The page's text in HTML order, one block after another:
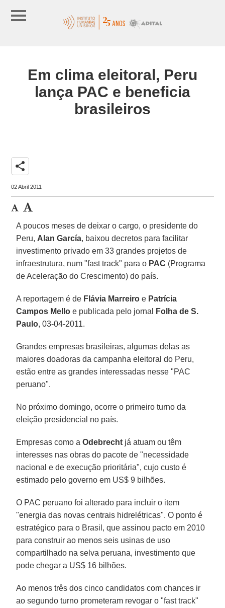
Em clima eleitoral, Peru
lança PAC e beneficia
brasileiros
share
02 Abril 2011
A poucos meses de deixar o cargo, o presidente do
Peru, Alan García, baixou decretos para facilitar
investimento privado em 33 grandes projetos de
infraestrutura, num "fast track" para o PAC (Programa
de Aceleração do Crescimento) do país.
A reportagem é de Flávia Marreiro e Patrícia
Campos Mello e publicada pelo jornal
Folha de S.
Paulo, 03-04-2011.
Grandes empresas brasileiras, algumas delas as
maiores doadoras da campanha eleitoral do Peru,
estão entre as grandes interessadas nesse "PAC
peruano".
No próximo domingo, ocorre o primeiro turno da
eleição presidencial no país.
Empresas como aOdebrecht já atuam ou têm
interesses nas obras do pacote de "necessidade
nacional e de execução prioritária", cujo custo é
estimado pelo governo em US$ 9 bilhões.
O PAC peruano foi alterado para incluir o item
"energia das novas centrais hidrelétricas". O ponto é
estratégico para o Brasil, que assinou pacto em 2010
para construir ao menos seis usinas de uso
compartilhado na selva peruana, investimento que
pode chegar a US$ 16 bilhões.
Ao menos três dos cinco candidatos com chances ir
ao segundo turno prometeram revogar o "fast track"